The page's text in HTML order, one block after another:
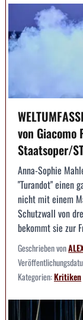
von
Staatsoper/
Anna-Sophie
"Turandot" einen
nicht mit einem
Schutzwall von
bekommt sie zur
Geschrieben von
Kategorien:Kritiken